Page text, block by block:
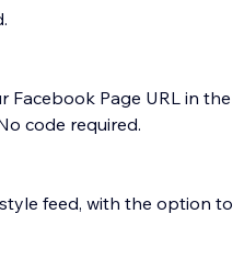
Facebook Page URL in the
code required.
feed, with the option to